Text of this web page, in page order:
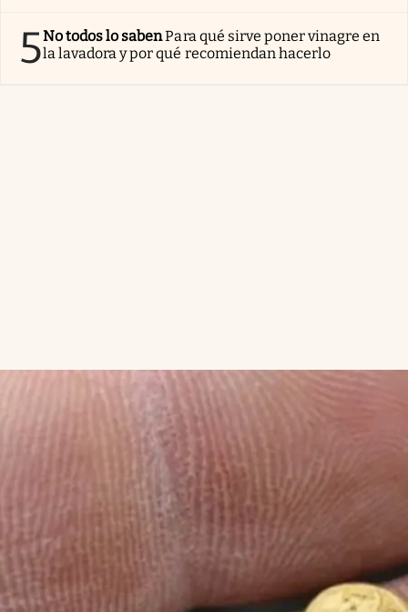
5No todos lo sabenPara qué sirve poner vinagre en
la lavadora y por qué recomiendan hacerlo